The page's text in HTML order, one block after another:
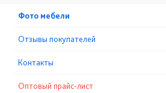
Фото мебели
Отзывы покупателей
Контакты
Оптовый прайс-лист